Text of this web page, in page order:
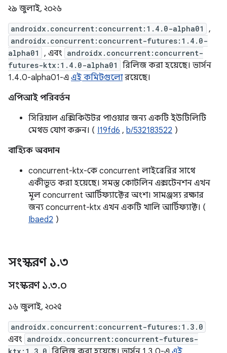
২৯ জুলাই, ২০২৬
androidx.concurrent:concurrent:1.4.0-alpha01 ,
androidx.concurrent:concurrent-futures:1.4.0-
alpha01
, এবং androidx.concurrent:concurrent-
futures-ktx:1.4.0-alpha01
রিলিজ করা হয়েছে। ভার্সন
1.4.0-alpha01-এ এই কমিটগুলোরয়েছে।
এপিআই পরিবর্তন
সিরিয়াল এক্সিকিউটর পাওয়ার জন্য একটি ইউটিলিটি
মেথড যোগ করুন। ( I19fd6 , b/532183522 )
বাহ্যিক অবদান
concurrent-ktx-কে concurrent লাইব্রেরির সাথে
একীভূত করা হয়েছে। সমস্ত কোটলিন এক্সটেনশন এখন
মূল concurrent আর্টিফ্যাক্টের অংশ। সামঞ্জস্য রক্ষার
জন্য concurrent-ktx এখন একটি খালি আর্টিফ্যাক্ট। (
Ibaed2 )
সংস্করণ ১.৩
সংস্করণ ১.৩.০
১৬ জুলাই, ২০২৫
androidx.concurrent:concurrent-futures:1.3.0
এবং androidx.concurrent:concurrent-futures-